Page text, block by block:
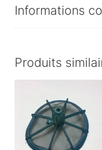
Informations
Produits